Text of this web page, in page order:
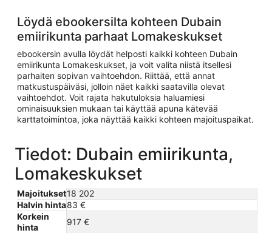
Löydä ebookersilta kohteen Dubain
emiirikunta parhaat Lomakeskukset
ebookersin avulla löydät helposti kaikki kohteen Dubain
emiirikunta Lomakeskukset, ja voit valita niistä itsellesi
parhaiten sopivan vaihtoehdon. Riittää, että annat
matkustuspäiväsi, jolloin näet kaikki saatavilla olevat
vaihtoehdot. Voit rajata hakutuloksia haluamiesi
ominaisuuksien mukaan tai käyttää apuna kätevää
karttatoimintoa, joka näyttää kaikki kohteen majoituspaikat.
Tiedot: Dubain emiirikunta,
Lomakeskukset
Majoitukset18 202
Halvin hinta83 €
Korkein
hinta
917 €